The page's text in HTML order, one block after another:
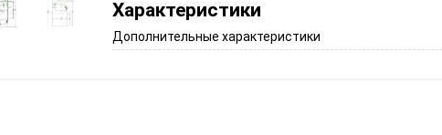
Характеристики
Дополнительные характеристики